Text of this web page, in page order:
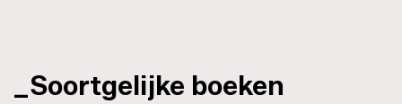
_Soortgelijke boeken